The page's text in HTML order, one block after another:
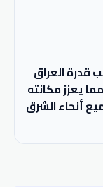
قدرة العراق
يعزز مكانته
أنحاء الشرق